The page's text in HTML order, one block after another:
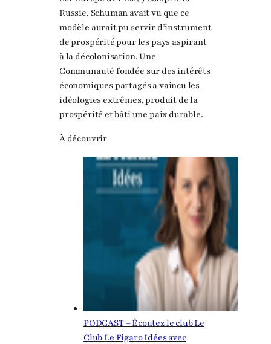
Russie. Schuman avait vu que ce
modèle aurait pu servir d’instrument
de prospérité pour les pays aspirant
à la décolonisation. Une
Communauté fondée sur des intérêts
économiques partagés a vaincu les
idéologies extrêmes, produit de la
prospérité et bâti une paix durable.
À découvrir
PODCAST – Écoutez le club Le
Club Le Figaro Idées avec